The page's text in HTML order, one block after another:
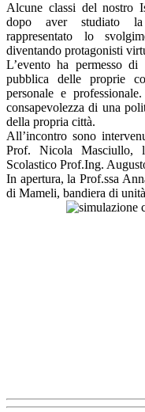
Alcune classi del nostro
dopo aver studiato la
rappresentato lo
diventando protagonisti
L’evento ha permesso
pubblica delle proprie
personale e
consapevolezza di una
della propria città.
All’incontro sono
Prof. Nicola Masciullo,
Scolastico Prof.Ing.
In apertura, la Prof.ssa
di Mameli, bandiera di